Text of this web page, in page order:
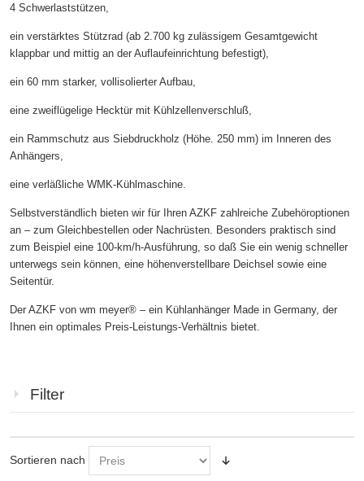
4 Schwerlaststützen,
ein verstärktes Stützrad (ab 2.700 kg zulässigem Gesamtgewicht
klappbar und mittig an der Auflaufeinrichtung befestigt),
ein 60 mm starker, vollisolierter Aufbau,
eine zweiflügelige Hecktür mit Kühlzellenverschluß,
ein Rammschutz aus Siebdruckholz (Höhe. 250 mm) im Inneren des
Anhängers,
eine verläßliche WMK-Kühlmaschine.
Selbstverständlich bieten wir für Ihren AZKF zahlreiche Zubehöroptionen
an – zum Gleichbestellen oder Nachrüsten. Besonders praktisch sind
zum Beispiel eine 100-km/h-Ausführung, so daß Sie ein wenig schneller
unterwegs sein können, eine höhenverstellbare Deichsel sowie eine
Seitentür.
Der AZKF von wm meyer® – ein Kühlanhänger Made in Germany, der
Ihnen ein optimales Preis-Leistungs-Verhältnis bietet.
Filter
Sortieren nach